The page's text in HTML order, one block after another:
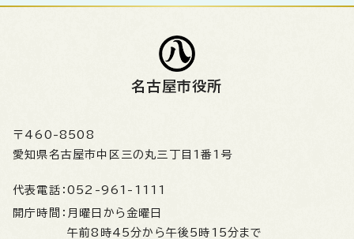
名古屋市役所
〒460-8508
愛知県名古屋市中区三の丸三丁目1番1号
代表電話： 052-961-1111
開庁時間： 月曜日から金曜日
午前8時45分から午後5時15分まで